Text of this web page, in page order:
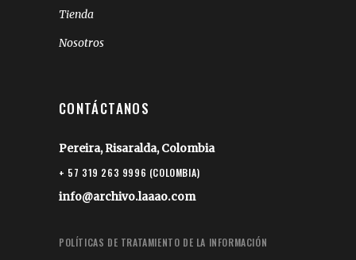
Tienda
Nosotros
CONTÁCTANOS
Pereira, Risaralda, Colombia
+ 57 319 263 9996 (COLOMBIA)
info@archivo.laaao.com
POLÍTICAS DE TRATAMIENTO DE LA INFORMACIÓN